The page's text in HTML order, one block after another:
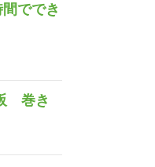
ででき
巻き